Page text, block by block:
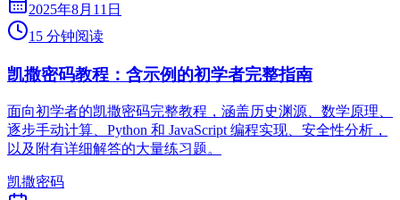
2025年8月11日
15 分钟阅读
凯撒密码教程：含示例的初学者完整指南
面向初学者的凯撒密码完整教程，涵盖历史渊源、数学原理、
逐步手动计算、Python 和 JavaScript 编程实现、安全性分析，
以及附有详细解答的大量练习题。
凯撒密码